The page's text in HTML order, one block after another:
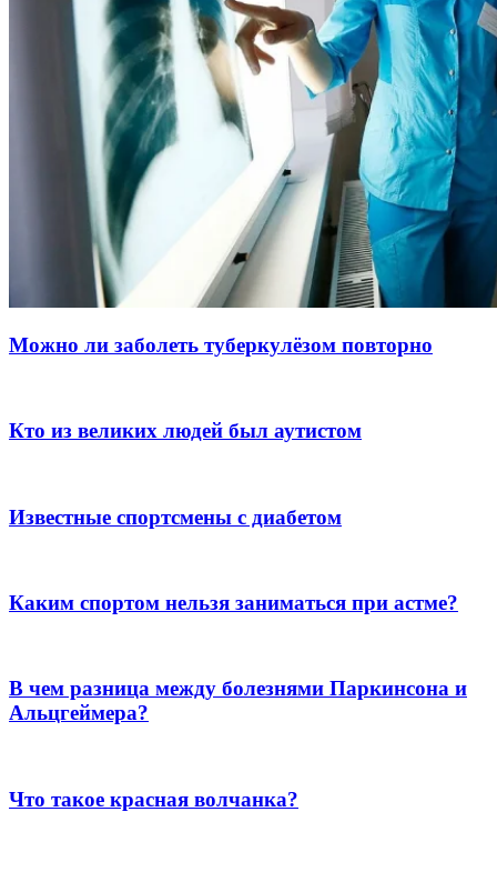
Можно ли заболеть туберкулёзом повторно
Кто из великих людей был аутистом
Известные спортсмены с диабетом
Каким спортом нельзя заниматься при астме?
В чем разница между болезнями Паркинсона и
Альцгеймера?
Что такое красная волчанка?